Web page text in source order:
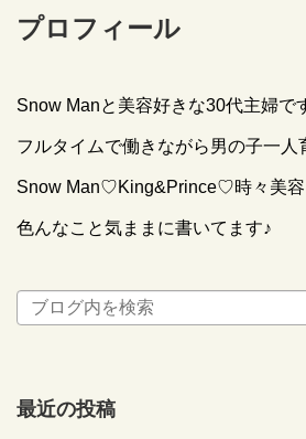
プロフィール
Snow Manと美容好きな30代主婦で
フルタイムで働きながら男の子一人
Snow Man♡King&Prince♡時々美容
色んなこと気ままに書いてます♪
最近の投稿